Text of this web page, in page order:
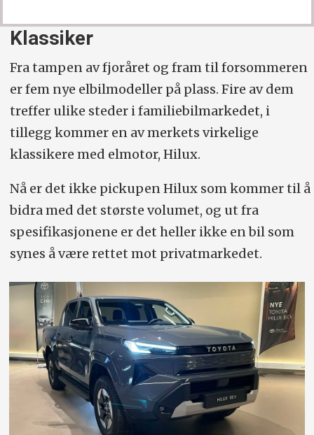
Klassiker
Fra tampen av fjoråret og fram til forsommeren
er fem nye elbilmodeller på plass. Fire av dem
treffer ulike steder i familiebilmarkedet, i
tillegg kommer en av merkets virkelige
klassikere med elmotor, Hilux.
Nå er det ikke pickupen Hilux som kommer til å
bidra med det største volumet, og ut fra
spesifikasjonene er det heller ikke en bil som
synes å være rettet mot privatmarkedet.